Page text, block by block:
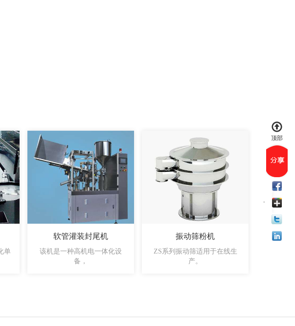
单
软管灌装封尾机
该机是一种高机电一体化设
备，
振动筛粉机
ZS系列振动筛适用于在线生
产。
顶部